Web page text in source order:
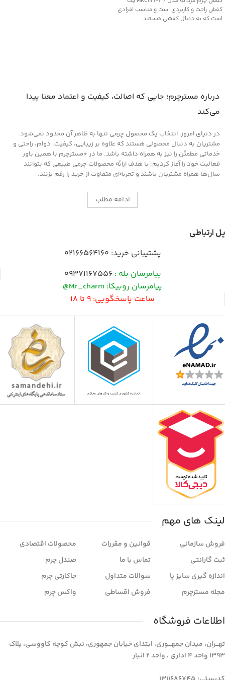
کفش راحت و کاربردی است و مناسب افرادی
است که به دنبال کفشی هستند
درباره مسترچرم؛ جایی که اصالت، کیفیت و اعتماد معنا پیدا
می‌کند
در دنیای امروز، انتخاب یک محصول چرمی تنها به ظاهر آن محدود نمی‌شود.
مشتریان به دنبال محصولی هستند که علاوه بر زیبایی، کیفیت، دوام، راحتی و
خدماتی مطمئن را نیز به همراه داشته باشد. ما در *مسترچرم با همین باور
فعالیت خود را آغاز کردیم؛ با هدف ارائه محصولات چرمی طبیعی که بتوانند
سال‌ها همراه مشتریان باشند و تجربه‌ای متفاوت از خرید را رقم بزنند.
ادامه مطلب
پل ارتباطی
پشتیبانی خرید: 02166564160
پیامرسان بله : 09371167556
پیامرسان روبیکا: Mr_charm@
ساعت پاسخگویی: 9 تا 18
لینک های مهم
فروش سازمانی
ثبت گارانتی
اندازه گیری سایز پا
مجله مسترچرم
قوانین و مقررات
تماس با ما
سوالات متداول
فروش اقساطی
محصولات اقتصادی
صندل چرم
جاکارتی چرم
واکس چرم
اطلاعات فروشگاه
تهـــران، میدان جمهـــوری، ابتدای خیابان جمهوری، نبش کوچه کاووسی، پلاک
1393 واحد 4 اداری ، واحد 2 انبار